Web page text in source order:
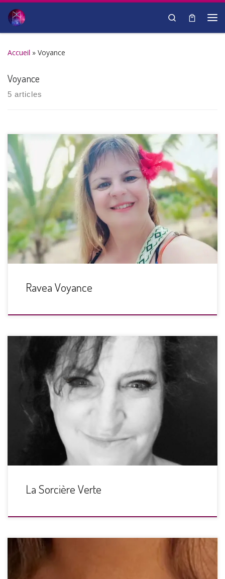
Passer au contenu
Search
Accueil » Voyance
Voyance
5 articles
Tarologie - Médium
Ravea Voyance
Cosmétiques - Fumigation - Runes - Huiles essentielles -
La Sorcière Verte